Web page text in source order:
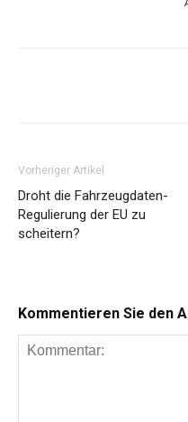
Vorheriger Artikel
Droht die Fahrzeugdaten-
Regulierung der EU zu
scheitern?
Kommentieren Sie den